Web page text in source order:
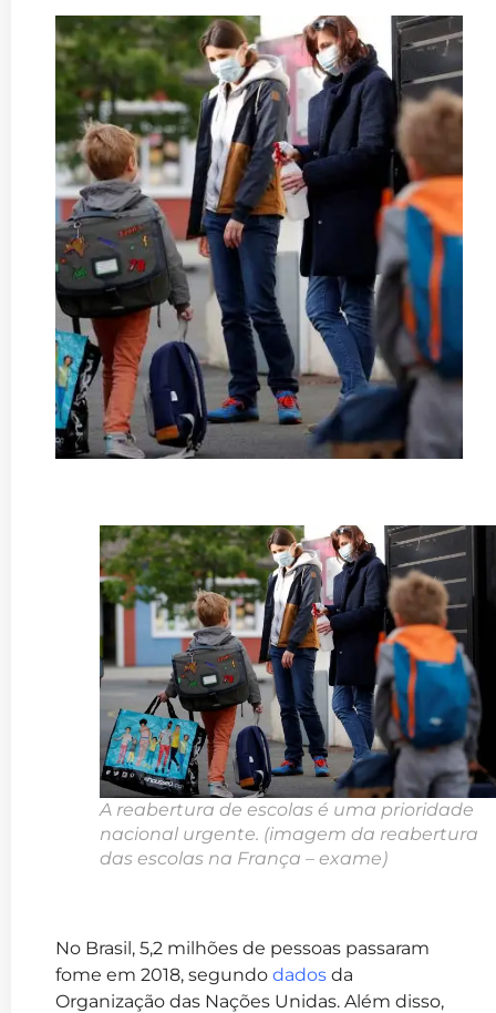
A reabertura de escolas é uma prioridade
nacional urgente. (imagem da reabertura
das escolas na França – exame)
No Brasil, 5,2 milhões de pessoas passaram
fome em 2018, segundo dados da
Organização das Nações Unidas. Além disso,